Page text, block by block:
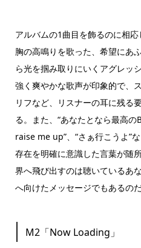
アルバムの1曲目を飾るのに相
胸の高鳴りを歌った、希望にあ
ら光を掴み取りにいくアグレッ
強く爽やかな歌声が印象的で、
リフなど、リスナーの耳に残る
る。また、“あなたとなら最高
raise me up”、“さぁ行こうよ”
存在を明確に意識した言葉が随
界へ飛び出すのは聴いているあ
へ向けたメッセージでもあるのだ
M2「Now Loading」